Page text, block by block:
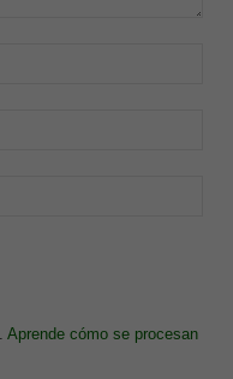
Aprende cómo se procesan